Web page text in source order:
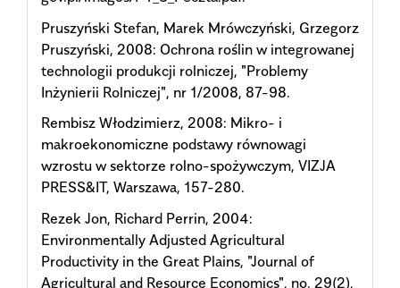
Pruszyński Stefan, Marek Mrówczyński, Grzegorz
Pruszyński, 2008: Ochrona roślin w integrowanej
technologii produkcji rolniczej, "Problemy
Inżynierii Rolniczej", nr 1/2008, 87-98.
Rembisz Włodzimierz, 2008: Mikro- i
makroekonomiczne podstawy równowagi
wzrostu w sektorze rolno-spożywczym, VIZJA
PRESS&IT, Warszawa, 157-280.
Rezek Jon, Richard Perrin, 2004:
Environmentally Adjusted Agricultural
Productivity in the Great Plains, "Journal of
Agricultural and Resource Economics", no. 29(2),